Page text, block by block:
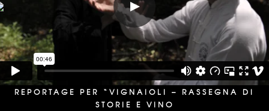
REPORTAGE PER “VIGNAIOLI – RASSEGNA DI
STORIE E VINO